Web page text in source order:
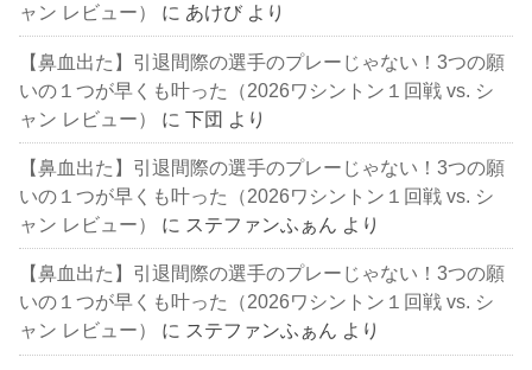
ャン レビュー）
に あけび より
【鼻血出た】引退間際の選手のプレーじゃない！3つの願
いの１つが早くも叶った（2026ワシントン１回戦 vs. シ
ャン レビュー）
に下団 より
【鼻血出た】引退間際の選手のプレーじゃない！3つの願
いの１つが早くも叶った（2026ワシントン１回戦 vs. シ
ャン レビュー）
に ステファンふぁん より
【鼻血出た】引退間際の選手のプレーじゃない！3つの願
いの１つが早くも叶った（2026ワシントン１回戦 vs. シ
ャン レビュー）
に ステファンふぁん より